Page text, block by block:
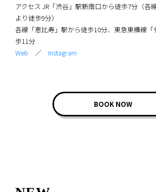
アクセス JR「渋谷」駅新南口から徒歩7分（各
より徒歩9分）
各線「恵比寿」駅から徒歩10分、東急東横線
歩11分
Web ／ Instagram
BOOK NOW